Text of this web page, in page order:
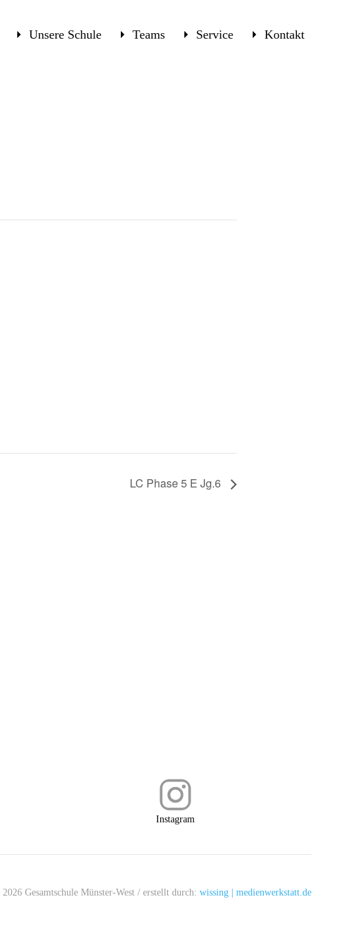
Unsere Schule Teams Service Kontakt
LC Phase 5 E Jg.6
Instagram
2026 Gesamtschule Münster-West / erstellt durch: wissing | medienwerkstatt.de